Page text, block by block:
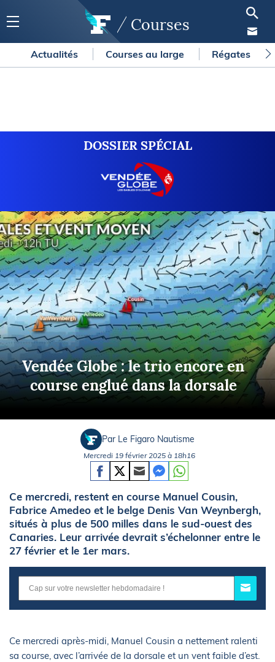
Courses
Actualités Courses au large Régates
DOSSIER SPÉCIAL
Vendée Globe : le trio encore en
course englué dans la dorsale
Par Le Figaro Nautisme
Mercredi 19 février 2025 à 18h16
Ce mercredi, restent en course Manuel Cousin,
Fabrice Amedeo et le belge Denis Van Weynbergh,
situés à plus de 500 milles dans le sud-ouest des
Canaries. Leur arrivée devrait s’échelonner entre le
27 février et le 1er mars.
Ce mercredi après-midi, Manuel Cousin a nettement ralenti
sa course, avec l’arrivée de la dorsale et un vent faible d’est.